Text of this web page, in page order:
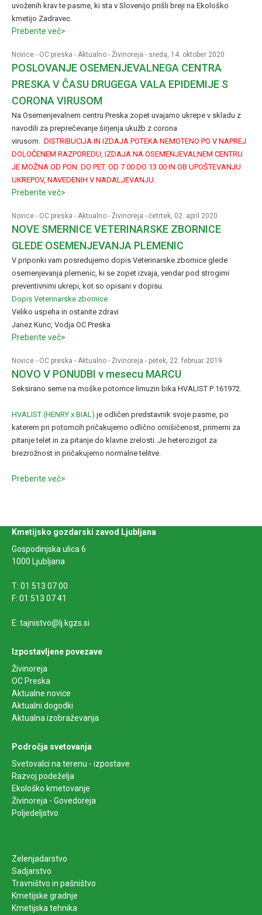
uvoženih krav te pasme, ki sta v Slovenijo prišli breji na Ekološko
kmetijo Zadravec.
Preberite več>
Novice - OC preska - Aktualno - Živinoreja - sreda, 14. oktober 2020
POSLOVANJE OSEMENJEVALNEGA CENTRA
PRESKA V ČASU DRUGEGA VALA EPIDEMIJE S
CORONA VIRUSOM
Na Osemenjevalnem centru Preska zopet uvajamo ukrepe v skladu z
navodili za preprečevanje širjenja ukužb z corona
virusom. DISTRIBUCIJA IN IZDAJA POTEKA NEMOTENO PO V NAPREJ
DOLOČENEM RAZPOREDU, IZDAJA NA OSEMENJEVALNEM CENTRU
JE MOŽNA OD PON. DO PET. OD 7 00 DO 13 00 IN OB UPOŠTEVANJU
UKREPOV, NAVEDENIH V NADALJEVANJU.
Preberite več>
Novice - OC preska - Aktualno - Živinoreja - četrtek, 02. april 2020
NOVE SMERNICE VETERINARSKE ZBORNICE
GLEDE OSEMENJEVANJA PLEMENIC
V priponki vam posredujemo dopis Veterinarske zbornice glede
osemenjevanja plemenic, ki se zopet izvaja, vendar pod strogimi
preventivnimi ukrepi, kot so opisani v dopisu.
Dopis Veterinarske zbornice
Veliko uspeha in ostanite zdravi
Janez Kunc, Vodja OC Preska
Preberite več>
Novice - OC preska - Aktualno - Živinoreja - petek, 22. februar 2019
NOVO V PONUDBI v mesecu MARCU
Seksirano seme na moške potomce limuzin bika HVALIST P 161972.
HVALIST (HENRY x BIAL) je odličen predstavnik svoje pasme, po
katerem pri potomcih pričakujemo odlično omišičenost, primerni za
pitanje telet in za pitanje do klavne zrelosti. Je heterozigot za
brezrožnost in pričakujemo normalne telitve.
Preberite več>
Kmetijsko gozdarski zavod Ljubljana
Gospodinjska ulica 6
1000 Ljubljana
T: 01 513 07 00
F: 01 513 07 41
E: tajnistvo@lj.kgzs.si
Izpostavljene povezave
Živinoreja
OC Preska
Aktualne novice
Aktualni dogodki
Aktualna izobraževanja
Področja svetovanja
Svetovalci na terenu - izpostave
Razvoj podeželja
Ekološko kmetovanje
Živinoreja - Govedoreja
Poljedeljstvo
Zelenjadarstvo
Sadjarstvo
Travništvo in pašništvo
Kmetijske gradnje
Kmetijska tehnika